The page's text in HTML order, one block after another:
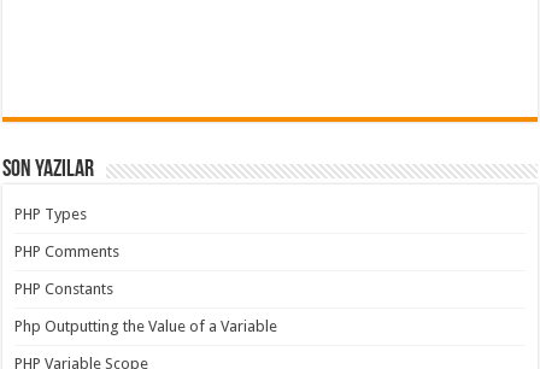
Son Yazılar
PHP Types
PHP Comments
PHP Constants
Php Outputting the Value of a Variable
PHP Variable Scope